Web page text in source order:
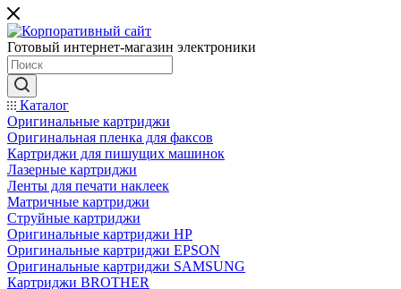
Готовый интернет-магазин электроники
Каталог
Оригинальные картриджи
Оригинальная пленка для факсов
Картриджи для пишущих машинок
Лазерные картриджи
Ленты для печати наклеек
Матричные картриджи
Струйные картриджи
Оригинальные картриджи HP
Оригинальные картриджи EPSON
Оригинальные картриджи SAMSUNG
Картриджи BROTHER